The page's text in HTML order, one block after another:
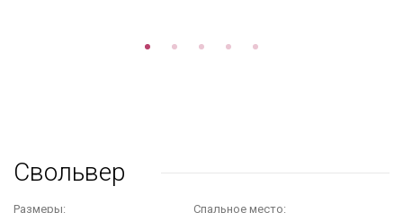
Свольвер
Размеры:
Cпальное место: